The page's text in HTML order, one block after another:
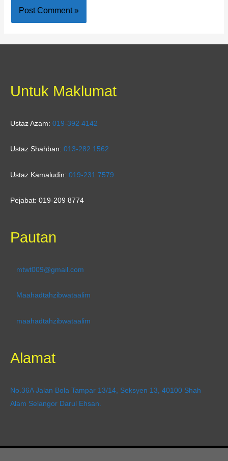
Untuk Maklumat
Ustaz Azam: 019-392 4142
Ustaz Shahban: 013-282 1562
Ustaz Kamaludin: 019-231 7579
Pejabat: 019-209 8774
Pautan
mtwt009@gmail.com
Maahadtahzibwataalim
maahadtahzibwataalim
Alamat
No.36A Jalan Bola Tampar 13/14, Seksyen 13, 40100 Shah
Alam Selangor Darul Ehsan.